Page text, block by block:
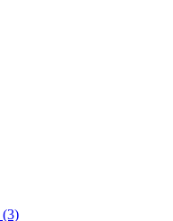
(3)